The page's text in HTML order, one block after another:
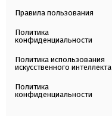
Правила пользования
Политика
конфиденциальности
Политика использования
искусственного интеллекта
Политика
конфиденциальности